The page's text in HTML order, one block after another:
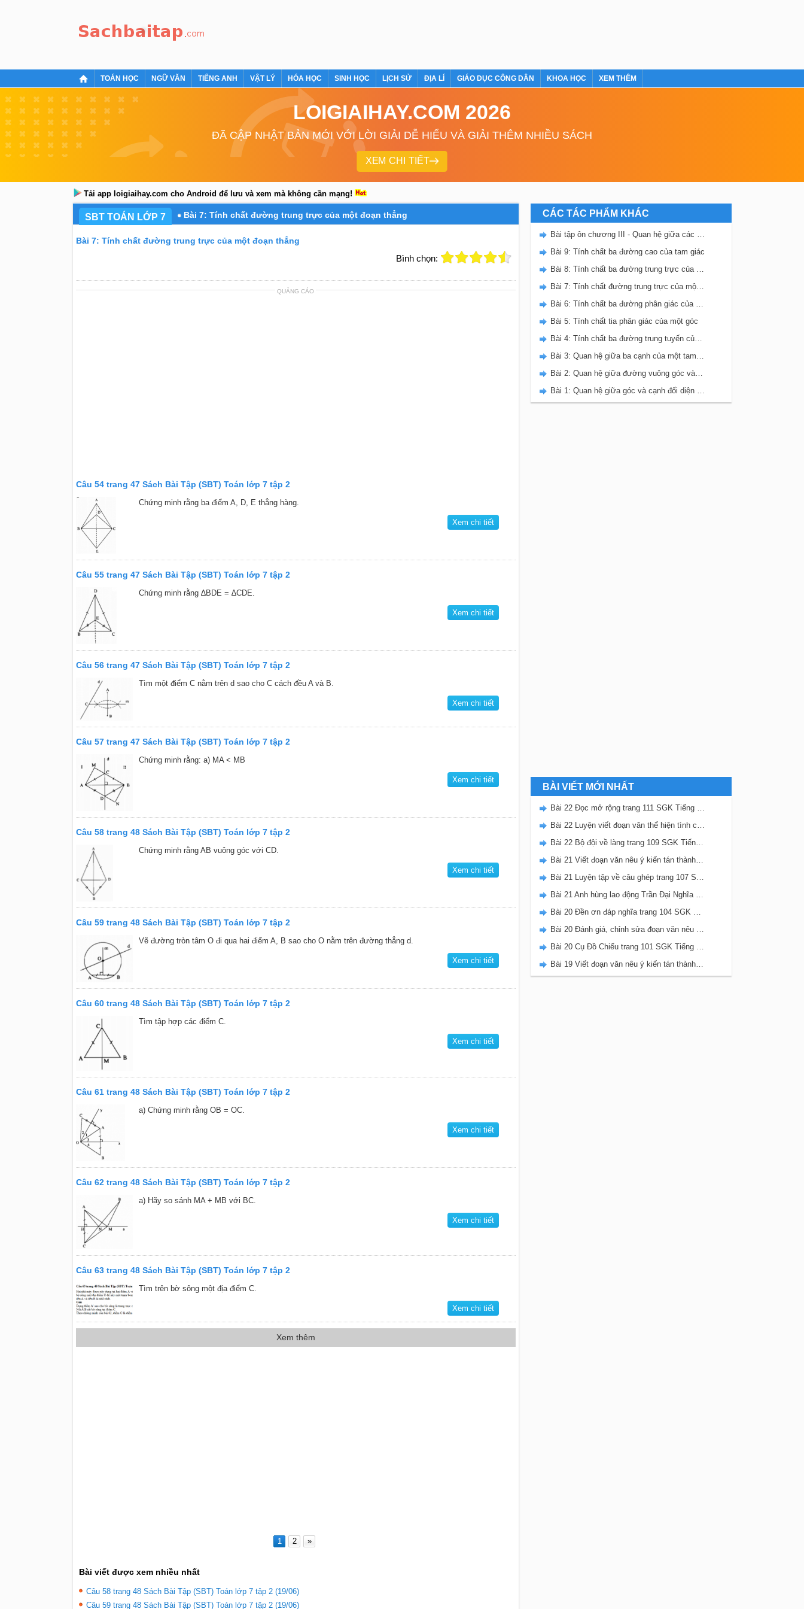
TOÁN HỌC NGỮ VĂN TIẾNG ANH VẬT LÝ HÓA HỌC SINH HỌC LỊCH SỬ ĐỊA LÍ GIÁO DỤC CÔNG DÂN KHOA HỌC XEM THÊM
LOIGIAIHAY.COM 2026
ĐÃ CẬP NHẬT BẢN MỚI VỚI LỜI GIẢI DỄ HIỂU VÀ GIẢI THÊM NHIỀU SÁCH
XEM CHI TIẾT
Tải app loigiaihay.com cho Android để lưu và xem mà không cần mạng!
SBT TOÁN LỚP 7 Bài 7: Tính chất đường trung trực của một đoạn thẳng
Bài 7: Tính chất đường trung trực của một đoạn thẳng
Bình chọn:
QUẢNG CÁO
Câu 54 trang 47 Sách Bài Tập (SBT) Toán lớp 7 tập 2
Chứng minh rằng ba điểm A, D, E thẳng hàng.
Xem chi tiết
Câu 55 trang 47 Sách Bài Tập (SBT) Toán lớp 7 tập 2
Chứng minh rằng ∆BDE = ∆CDE.
Xem chi tiết
Câu 56 trang 47 Sách Bài Tập (SBT) Toán lớp 7 tập 2
Tìm một điểm C nằm trên d sao cho C cách đều A và B.
Xem chi tiết
Câu 57 trang 47 Sách Bài Tập (SBT) Toán lớp 7 tập 2
Chứng minh rằng: a) MA < MB
Xem chi tiết
Câu 58 trang 48 Sách Bài Tập (SBT) Toán lớp 7 tập 2
Chứng minh rằng AB vuông góc với CD.
Xem chi tiết
Câu 59 trang 48 Sách Bài Tập (SBT) Toán lớp 7 tập 2
Vẽ đường tròn tâm O đi qua hai điểm A, B sao cho O nằm trên đường thẳng d.
Xem chi tiết
Câu 60 trang 48 Sách Bài Tập (SBT) Toán lớp 7 tập 2
Tìm tập hợp các điểm C.
Xem chi tiết
Câu 61 trang 48 Sách Bài Tập (SBT) Toán lớp 7 tập 2
a) Chứng minh rằng OB = OC.
Xem chi tiết
Câu 62 trang 48 Sách Bài Tập (SBT) Toán lớp 7 tập 2
a) Hãy so sánh MA + MB với BC.
Xem chi tiết
Câu 63 trang 48 Sách Bài Tập (SBT) Toán lớp 7 tập 2
Tìm trên bờ sông một địa điểm C.
Xem chi tiết
Xem thêm
1 2 »
Bài viết được xem nhiều nhất
Câu 58 trang 48 Sách Bài Tập (SBT) Toán lớp 7 tập 2 (19/06)
Câu 59 trang 48 Sách Bài Tập (SBT) Toán lớp 7 tập 2 (19/06)
CÁC TÁC PHẨM KHÁC
Bài tập ôn chương III - Quan hệ giữa các yếu tố trong tam giác. Các đường đồng quy trong tam giác
Bài 9: Tính chất ba đường cao của tam giác
Bài 8: Tính chất ba đường trung trực của tam giác
Bài 7: Tính chất đường trung trực của một đoạn thẳng
Bài 6: Tính chất ba đường phân giác của tam giác
Bài 5: Tính chất tia phân giác của một góc
Bài 4: Tính chất ba đường trung tuyến của tam giác
Bài 3: Quan hệ giữa ba cạnh của một tam giác. Bất đẳng thức tam giác
Bài 2: Quan hệ giữa đường vuông góc và đường xiên, đường xiên và hình chiếu
Bài 1: Quan hệ giữa góc và cạnh đối diện trong một tam giác
BÀI VIẾT MỚI NHẤT
Bài 22 Đọc mở rộng trang 111 SGK Tiếng Việt 5 Kết nối tri thức tập 2
Bài 22 Luyện viết đoạn văn thể hiện tình cảm, cảm xúc về một sự việc trang 111 SGK Tiếng Việt 5 Kết nối tri thức tập 2
Bài 22 Bộ đội về làng trang 109 SGK Tiếng Việt 5 Kết nối tri thức tập 2
Bài 21 Viết đoạn văn nêu ý kiến tán thành một sự việc, hiện tượng (Bài viết số 2) trang 108 SGK Tiếng Việt 5 Kết nối tri thức tập 2
Bài 21 Luyện tập về câu ghép trang 107 SGK Tiếng Việt 5 Kết nối tri thức tập 2
Bài 21 Anh hùng lao động Trần Đại Nghĩa trang 106 SGK Tiếng Việt 5 Kết nối tri thức tập 2
Bài 20 Đền ơn đáp nghĩa trang 104 SGK Tiếng Việt 5 Kết nối tri thức tập 2
Bài 20 Đánh giá, chỉnh sửa đoạn văn nêu ý kiến tán thành một sự vật, hiện tượng trang 103 SGK Tiếng Việt 5 Kết nối tri thức tập 2
Bài 20 Cụ Đồ Chiểu trang 101 SGK Tiếng Việt 5 Kết nối tri thức tập 2
Bài 19 Viết đoạn văn nêu ý kiến tán thành một sự việc, hiện tượng (Bài viết số 1) trang 100 SGK Tiếng Việt 5 Kết nối tri thức tập 2